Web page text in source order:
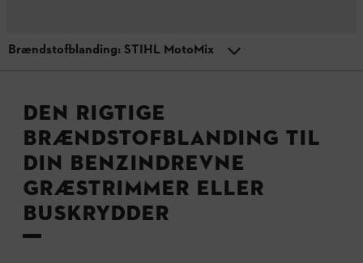
Tips til græstrimmere
DEN RIGTIGE
BRÆNDSTOFBLANDING TIL
DIN BENZINDREVNE
GRÆSTRIMMER ELLER
BUSKRYDDER
Brændstofblanding: STIHL MotoMix
Oversigt
Blandingsforhold
Hvilken type benzin?